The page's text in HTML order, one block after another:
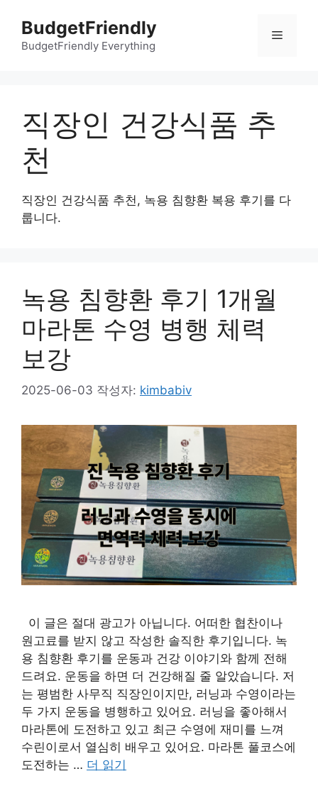
BudgetFriendly
BudgetFriendly Everything
메
직장인 건강식품 추
천
직장인 건강식품 추천, 녹용 침향환 복용 후기를 다
룹니다.
녹용 침향환 후기 1개월
마라톤 수영 병행 체력
보강
2025-06-03 작성자: kimbabiv
이 글은 절대 광고가 아닙니다. 어떠한 협찬이나
원고료를 받지 않고 작성한 솔직한 후기입니다. 녹
용 침향환 후기를 운동과 건강 이야기와 함께 전해
드려요. 운동을 하면 더 건강해질 줄 알았습니다. 저
는 평범한 사무직 직장인이지만, 러닝과 수영이라는
두 가지 운동을 병행하고 있어요. 러닝을 좋아해서
마라톤에 도전하고 있고 최근 수영에 재미를 느껴
수린이로서 열심히 배우고 있어요. 마라톤 풀코스에
도전하는 … 더 읽기